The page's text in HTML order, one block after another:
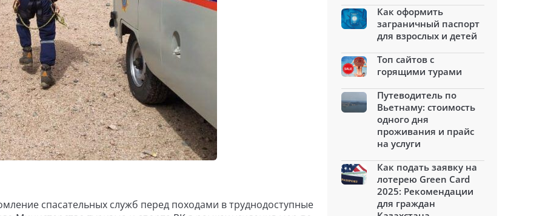
спасательных служб перед походами в труднодоступные
Как оформить
заграничный паспорт
для взрослых и детей
Топ сайтов с
горящими турами
Путеводитель по
Вьетнаму: стоимость
одного дня
проживания и прайс
на услуги
Как подать заявку на
лотерею Green Card
2025: Рекомендации
для граждан